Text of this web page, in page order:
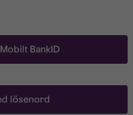
BankID
lösenord